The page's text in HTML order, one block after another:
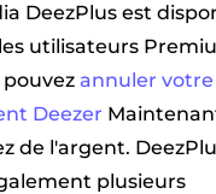
DeezPlus est
utilisateurs
pouvez annuler votre
Deezer
de l'argent.
plusieurs